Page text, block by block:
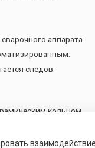
аппарата
следов.
кольцом
размыканием